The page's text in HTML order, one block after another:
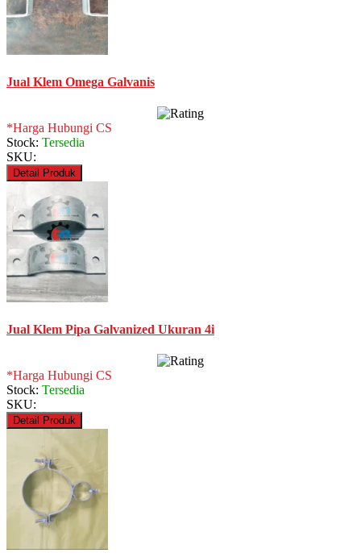
Jual Klem Omega Galvanis
*Harga Hubungi CS
Stock: Tersedia
SKU:
Detail Produk
Jual Klem Pipa Galvanized Ukuran 4i
*Harga Hubungi CS
Stock: Tersedia
SKU:
Detail Produk